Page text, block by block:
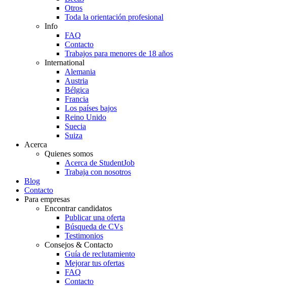
Otros
Toda la orientación profesional
Info
FAQ
Contacto
Trabajos para menores de 18 años
International
Alemania
Austria
Bélgica
Francia
Los países bajos
Reino Unido
Suecia
Suiza
Acerca
Quienes somos
Acerca de StudentJob
Trabaja con nosotros
Blog
Contacto
Para empresas
Encontrar candidatos
Publicar una oferta
Búsqueda de CVs
Testimonios
Consejos & Contacto
Guía de reclutamiento
Mejorar tus ofertas
FAQ
Contacto